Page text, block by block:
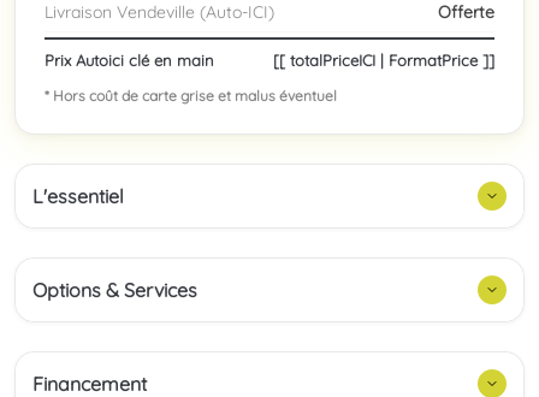
Livraison Vendeville (Auto-ICI)
Offerte
Prix Autoici clé en main [[ totalPriceICI | FormatPrice ]]
* Hors coût de carte grise et malus éventuel
L'essentiel
Options & Services
Financement